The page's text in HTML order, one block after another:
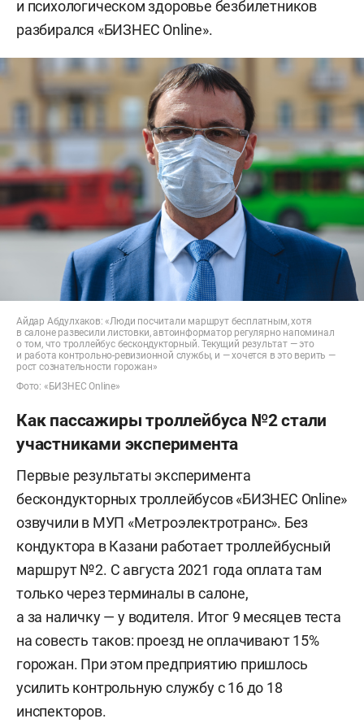
и психологическом здоровье безбилетников
разбирался «БИЗНЕС Online».
Айдар Абдулхаков: «Люди посчитали маршрут бесплатным, хотя
в салоне развесили листовки, автоинформатор регулярно напоминал
о том, что троллейбус бескондукторный. Текущий результат — это
и работа контрольно-ревизионной службы, и — хочется в это верить —
рост сознательности горожан»
Фото: «БИЗНЕС Online»
Как пассажиры троллейбуса №2 стали
участниками эксперимента
Первые результаты эксперимента
бескондукторных троллейбусов «БИЗНЕС Online»
озвучили в МУП «Метроэлектротранс». Без
кондуктора в Казани работает троллейбусный
маршрут №2. С августа 2021 года оплата там
только через терминалы в салоне,
а за наличку — у водителя. Итог 9 месяцев теста
на совесть таков: проезд не оплачивают 15%
горожан. При этом предприятию пришлось
усилить контрольную службу с 16 до 18
инспекторов.